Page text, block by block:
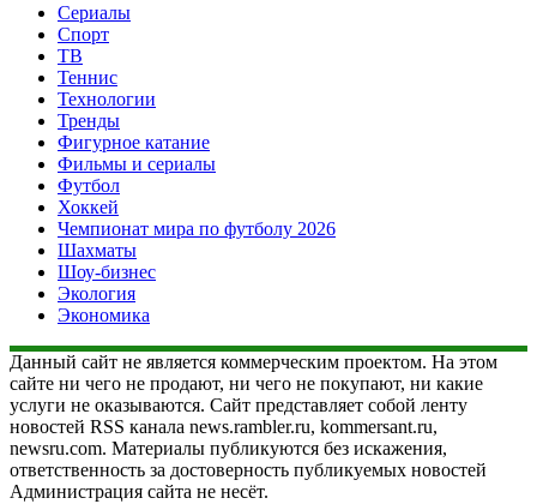
Сериалы
Спорт
ТВ
Теннис
Технологии
Тренды
Фигурное катание
Фильмы и сериалы
Футбол
Хоккей
Чемпионат мира по футболу 2026
Шахматы
Шоу-бизнес
Экология
Экономика
Данный сайт не является коммерческим проектом. На этом
сайте ни чего не продают, ни чего не покупают, ни какие
услуги не оказываются. Сайт представляет собой ленту
новостей RSS канала news.rambler.ru, kommersant.ru,
newsru.com. Материалы публикуются без искажения,
ответственность за достоверность публикуемых новостей
Администрация сайта не несёт.